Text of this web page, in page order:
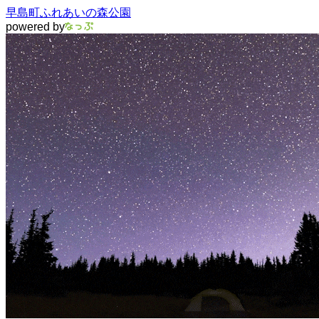
早島町ふれあいの森公園
powered by